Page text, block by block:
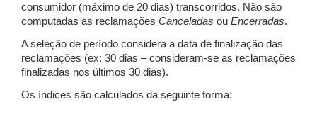
consumidor (máximo de 20 dias) transcorridos. Não são
computadas as reclamações Canceladas ou Encerradas.
A seleção de período considera a data de finalização das
reclamações (ex: 30 dias – consideram-se as reclamações
finalizadas nos últimos 30 dias).
Os índices são calculados da seguinte forma: